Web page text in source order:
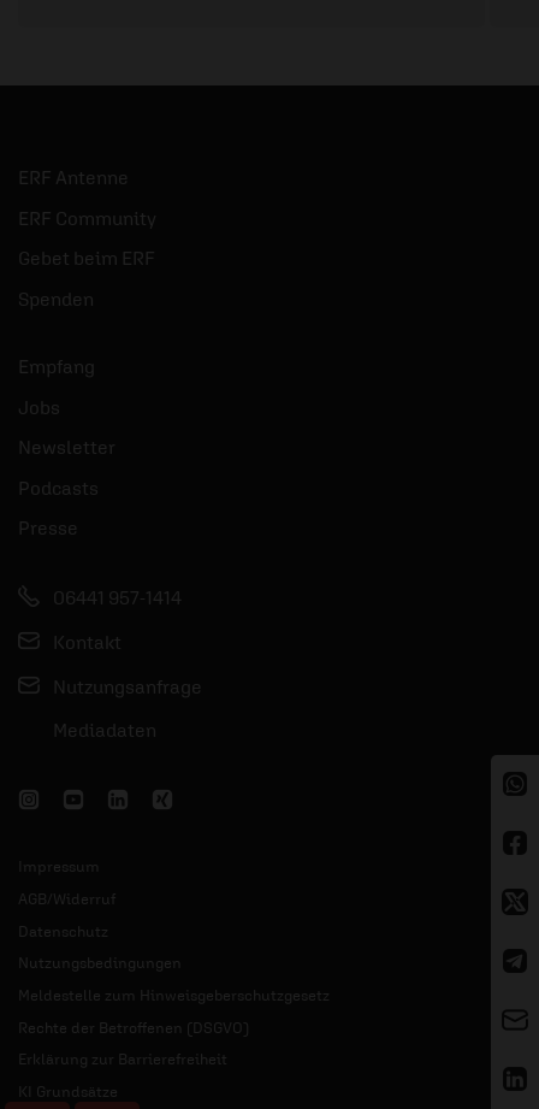
ERF Antenne
ERF Community
Gebet beim ERF
Spenden
Empfang
Jobs
Newsletter
Podcasts
Presse
06441 957-1414
Kontakt
Nutzungsanfrage
Mediadaten
Impressum
AGB/Widerruf
Datenschutz
Nutzungsbedingungen
Meldestelle zum Hinweisgeberschutzgesetz
Rechte der Betroffenen (DSGVO)
Erklärung zur Barrierefreiheit
KI Grundsätze